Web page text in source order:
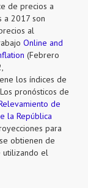
de precios a
a 2017 son
al
Online and
(Febrero
los índices de
pronósticos de
de
la República
para
obtienen de
utilizando el